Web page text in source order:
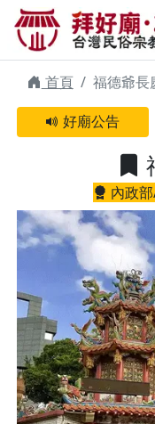
福德爺長慶
與您有緣的
首頁
福德爺長
好廟公告
內政